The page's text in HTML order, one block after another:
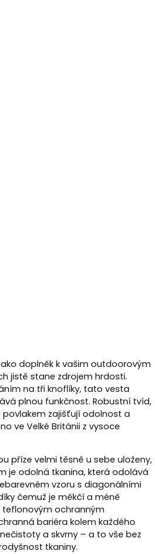
doplněk k vašim outdoorovým
jistě stane zdrojem hrdosti.
na tři knoflíky, tato vesta
plnou funkčnost. Robustní tvíd,
zajišťují odolnost a
ve Velké Británii z vysoce
příze velmi těsně u sebe uloženy,
je odolná tkanina, která odolává
vzoru s diagonálními
čemuž je měkčí a méně
teflonovým ochranným
bariéra kolem každého
a skvrny – a to vše bez
tkaniny.